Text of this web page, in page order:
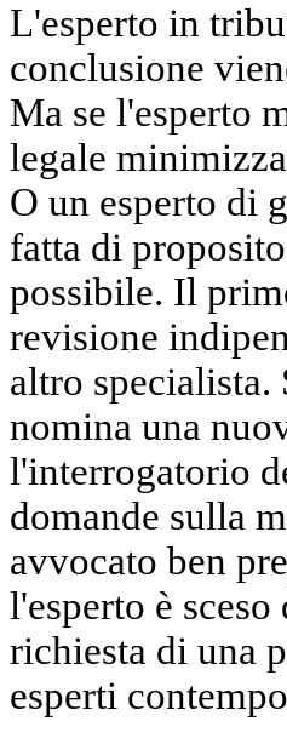
L'esperto in
conclusione
Ma se l'esperto
legale
O un esperto di
fatta di
possibile. Il
revisione
altro
nomina una
l'interrogatorio
domande sulla
avvocato ben
l'esperto è
richiesta di una
esperti